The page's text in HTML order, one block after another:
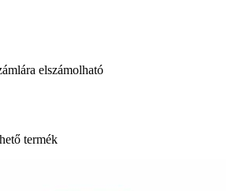
elszámolható
termék